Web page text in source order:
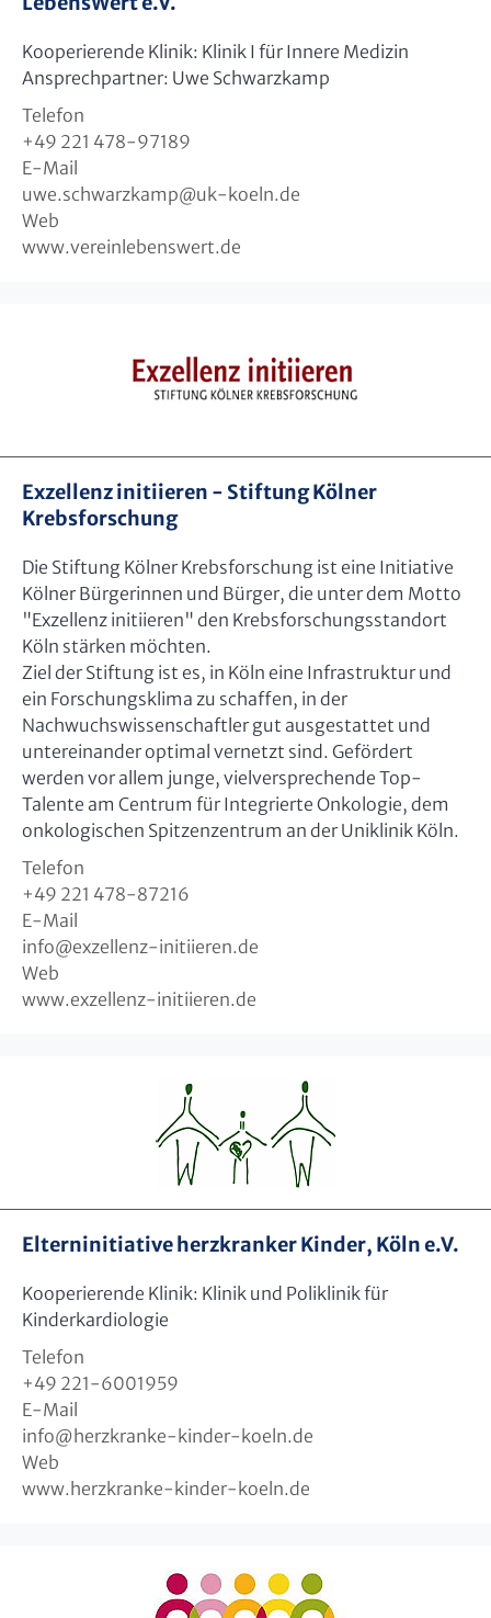
Kooperierende Klinik: Klinik I für Innere Medizin
Ansprechpartner: Uwe Schwarzkamp
Telefon
+49 221 478-97189
E-Mail
uwe.schwarzkamp@uk-koeln.de
Web
www.vereinlebenswert.de
Exzellenz initiieren - Stiftung Kölner
Krebsforschung
Die Stiftung Kölner Krebsforschung ist eine Initiative
Kölner Bürgerinnen und Bürger, die unter dem Motto
"Exzellenz initiieren" den Krebsforschungsstandort
Köln stärken möchten.
Ziel der Stiftung ist es, in Köln eine Infrastruktur und
ein Forschungsklima zu schaffen, in der
Nachwuchswissenschaftler gut ausgestattet und
untereinander optimal vernetzt sind. Gefördert
werden vor allem junge, vielversprechende Top-
Talente am Centrum für Integrierte Onkologie, dem
onkologischen Spitzenzentrum an der Uniklinik Köln.
Telefon
+49 221 478-87216
E-Mail
info@exzellenz-initiieren.de
Web
www.exzellenz-initiieren.de
Elterninitiative herzkranker Kinder, Köln e.V.
Kooperierende Klinik: Klinik und Poliklinik für
Kinderkardiologie
Telefon
+49 221-6001959
E-Mail
info@ herzkranke-kinder-koeln.de
Web
www.herzkranke-kinder-koeln.de